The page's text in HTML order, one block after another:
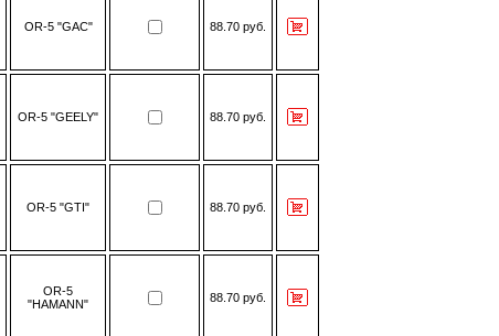
OR-5 "GAC" 88.70 руб.
OR-5 "GEELY" 88.70 руб.
OR-5 "GTI" 88.70 руб.
OR-5
"HAMANN"
88.70 руб.